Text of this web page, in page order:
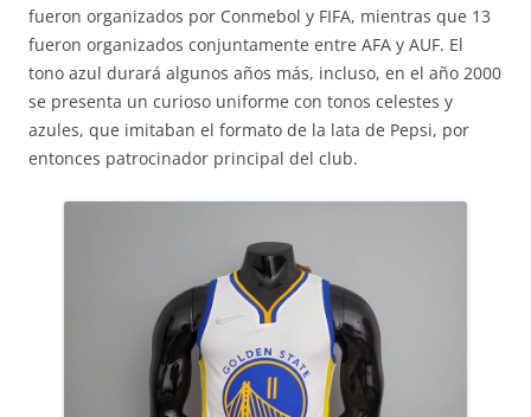
fueron organizados por Conmebol y FIFA, mientras que 13
fueron organizados conjuntamente entre AFA y AUF. El
tono azul durará algunos años más, incluso, en el año 2000
se presenta un curioso uniforme con tonos celestes y
azules, que imitaban el formato de la lata de Pepsi, por
entonces patrocinador principal del club.